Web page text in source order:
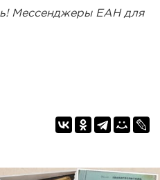
Мессенджеры ЕАН для